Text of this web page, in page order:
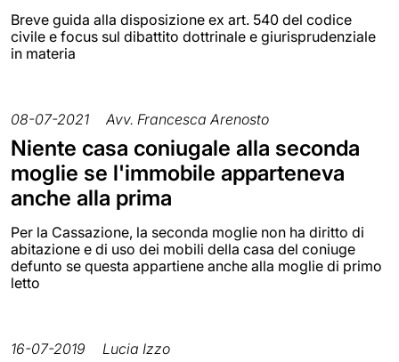
Breve guida alla disposizione ex art. 540 del codice
civile e focus sul dibattito dottrinale e giurisprudenziale
in materia
08-07-2021 Avv. Francesca Arenosto
Niente casa coniugale alla seconda
moglie se l'immobile apparteneva
anche alla prima
Per la Cassazione, la seconda moglie non ha diritto di
abitazione e di uso dei mobili della casa del coniuge
defunto se questa appartiene anche alla moglie di primo
letto
16-07-2019 Lucia Izzo